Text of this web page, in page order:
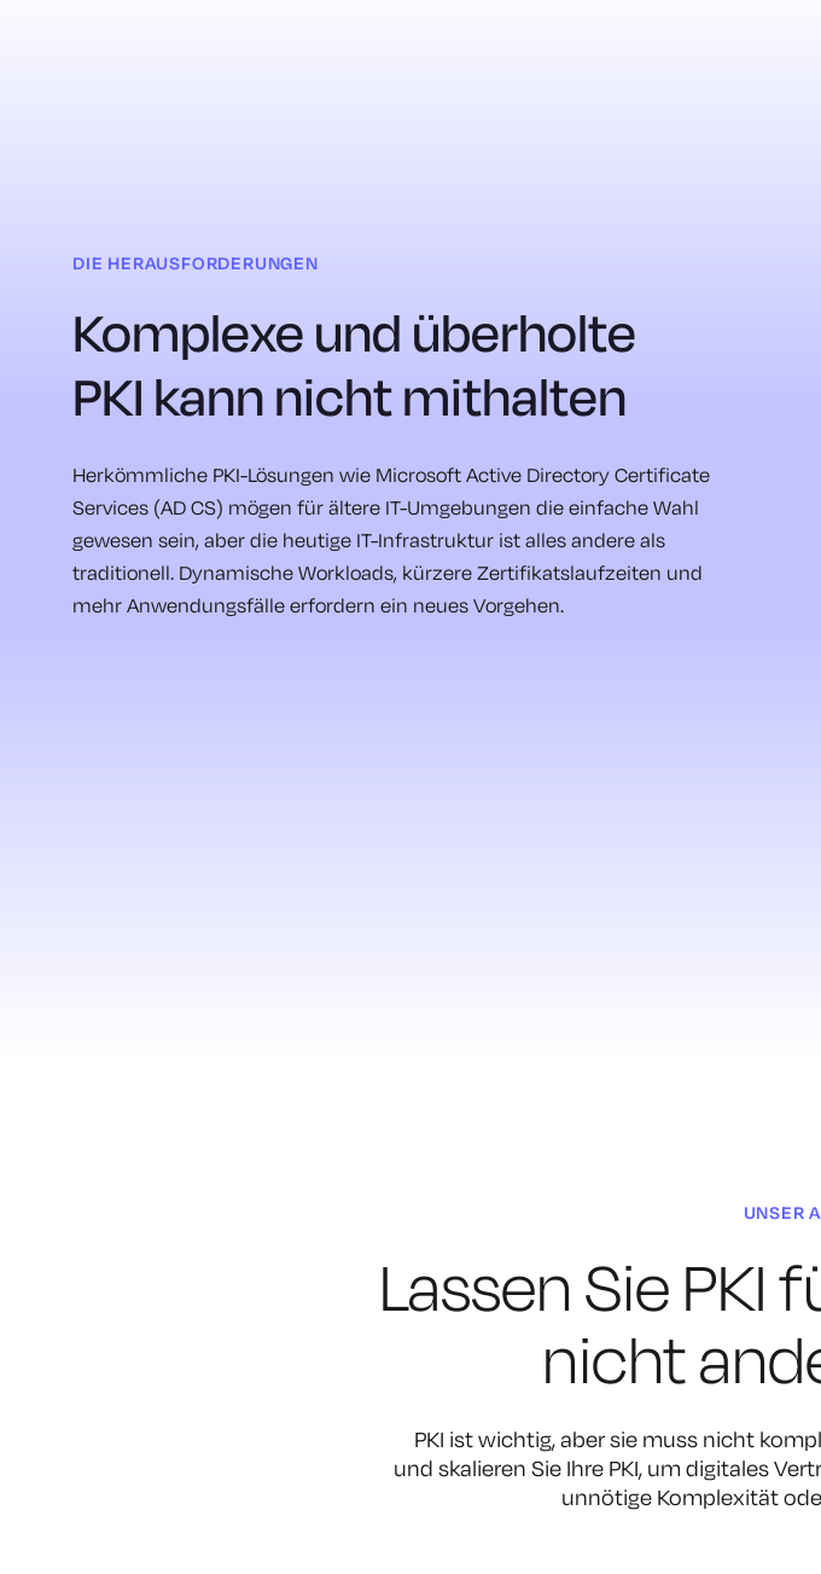
DIE HERAUSFORDERUNGEN
Komplexe und überholte
PKI kann nicht mithalten
Herkömmliche PKI-Lösungen wie Microsoft Active Directory Certificate
Services (AD CS) mögen für ältere IT-Umgebungen die einfache Wahl
gewesen sein, aber die heutige IT-Infrastruktur ist alles andere als
traditionell. Dynamische Workloads, kürzere Zertifikatslaufzeiten und
mehr Anwendungsfälle erfordern ein neues Vorgehen.
UNSER
Lassen Sie PKI
nicht
PKI ist wichtig, aber sie muss nicht
und skalieren Sie Ihre PKI, um digitales
unnötige Komplexität